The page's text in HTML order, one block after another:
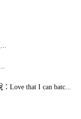
：Love that I can batc...